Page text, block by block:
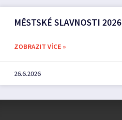
MĚSTSKÉ SLAVNOSTI 2026
ZOBRAZIT VÍCE »
26.6.2026